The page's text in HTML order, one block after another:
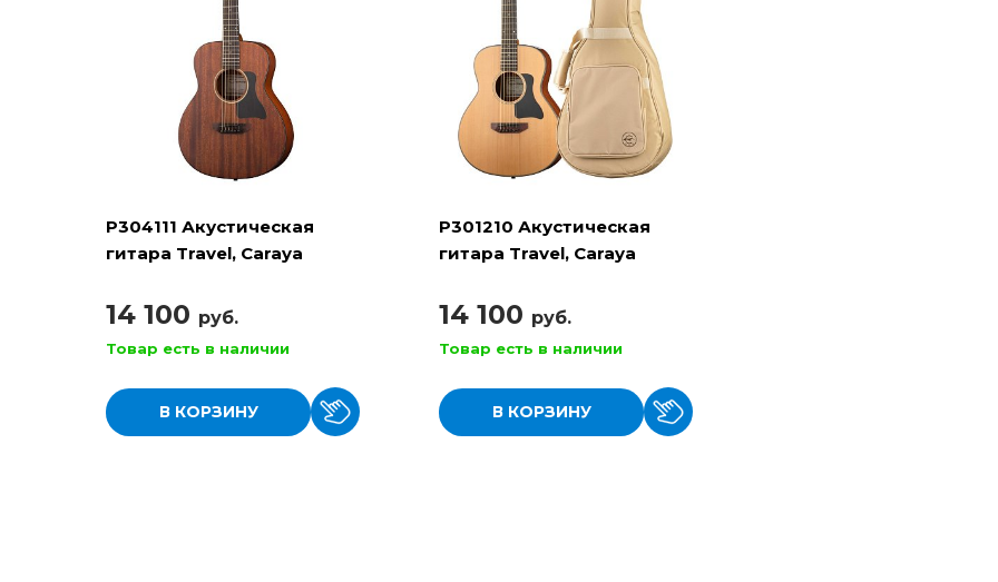
P304111 Акустическая
гитара Travel, Caraya
14 100 руб.
Товар есть в наличии
В КОРЗИНУ
P301210 Акустическая
гитара Travel, Caraya
14 100 руб.
Товар есть в наличии
В КОРЗИНУ